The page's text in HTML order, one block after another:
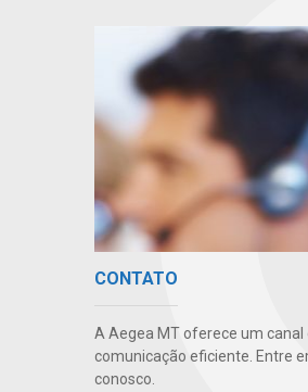
CONTATO
A Aegea MT oferece um canal
comunicação eficiente. Entre
conosco.